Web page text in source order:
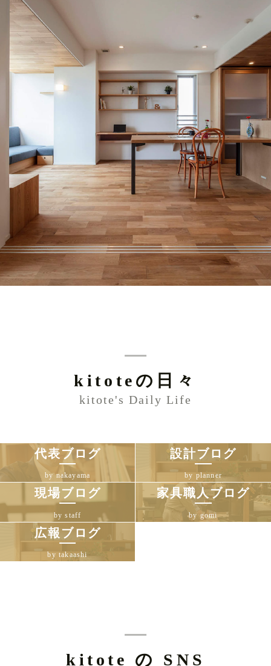
kitoteの日々
kitote's Daily Life
代表ブログ
by nakayama
設計ブログ
by planner
現場ブログ
by staff
家具職人ブログ
by gomi
広報ブログ
by takaashi
kitote の SNS